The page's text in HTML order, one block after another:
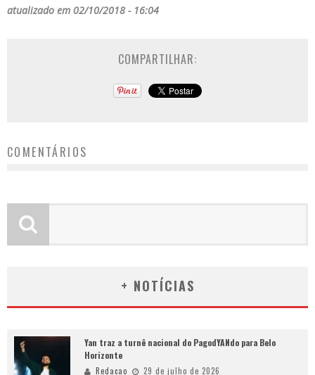
atualizado em 02/10/2018 - 16:04
COMPARTILHAR:
COMENTÁRIOS
+ NOTÍCIAS
Yan traz a turnê nacional do PagodYANdo para Belo
Horizonte
Redacao 29 de julho de 2026